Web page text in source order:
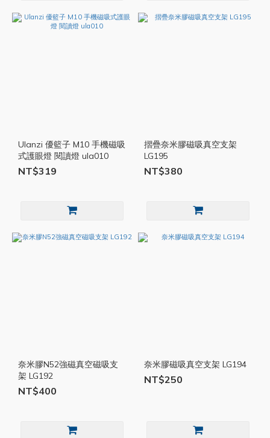
Ulanzi 優籃子 M10 手機磁吸
式護眼燈 閱讀燈 ula010
NT$319
摺疊奈米膠磁吸真空支架
LG195
NT$380
奈米膠N52強磁真空磁吸支
架 LG192
NT$400
奈米膠磁吸真空支架 LG194
NT$250